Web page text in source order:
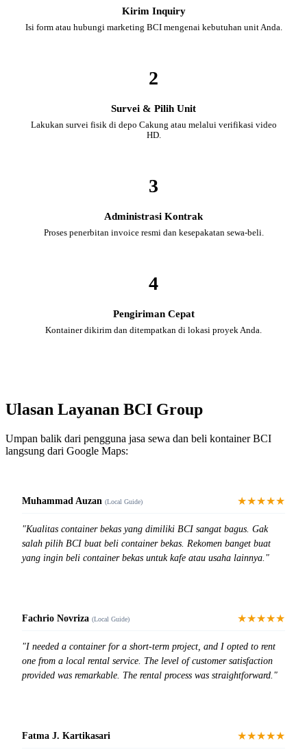
Kirim Inquiry
Isi form atau hubungi marketing BCI mengenai kebutuhan unit Anda.
2
Survei & Pilih Unit
Lakukan survei fisik di depo Cakung atau melalui verifikasi video
HD.
3
Administrasi Kontrak
Proses penerbitan invoice resmi dan kesepakatan sewa-beli.
4
Pengiriman Cepat
Kontainer dikirim dan ditempatkan di lokasi proyek Anda.
Ulasan Layanan BCI Group
Umpan balik dari pengguna jasa sewa dan beli kontainer BCI
langsung dari Google Maps:
Muhammad Auzan (Local Guide) ★★★★★
"Kualitas container bekas yang dimiliki BCI sangat bagus. Gak
salah pilih BCI buat beli container bekas. Rekomen banget buat
yang ingin beli container bekas untuk kafe atau usaha lainnya."
Fachrio Novriza (Local Guide) ★★★★★
"I needed a container for a short-term project, and I opted to rent
one from a local rental service. The level of customer satisfaction
provided was remarkable. The rental process was straightforward."
Fatma J. Kartikasari ★★★★★